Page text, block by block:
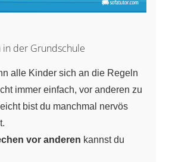
in der Grundschule
alle Kinder sich an die Regeln
immer einfach, vor anderen zu
bist du manchmal nervös
vor anderen kannst du